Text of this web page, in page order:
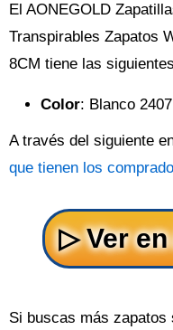
El AONEGOLD
Transpirables Zapatos
8CM tiene las
Color: Blanco
A través del siguiente
que tienen los
Si buscas más